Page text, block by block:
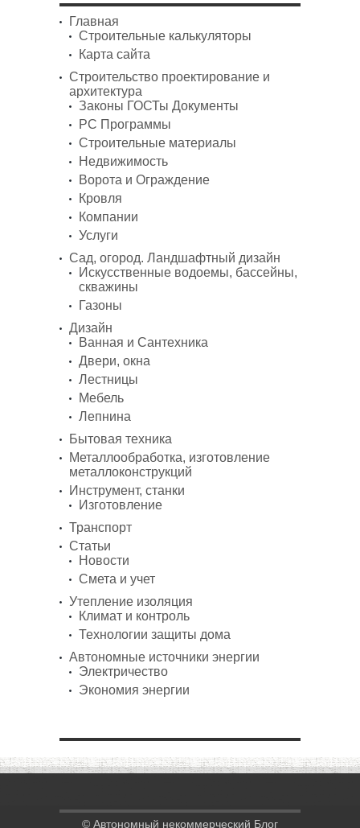
Главная
Строительные калькуляторы
Карта сайта
Строительство проектирование и
архитектура
Законы ГОСТы Документы
PC Программы
Строительные материалы
Недвижимость
Ворота и Ограждение
Кровля
Компании
Услуги
Сад, огород. Ландшафтный дизайн
Искусственные водоемы, бассейны,
скважины
Газоны
Дизайн
Ванная и Сантехника
Двери, окна
Лестницы
Мебель
Лепнина
Бытовая техника
Металлообработка, изготовление
металлоконструкций
Инструмент, станки
Изготовление
Транспорт
Статьи
Новости
Смета и учет
Утепление изоляция
Климат и контроль
Технологии защиты дома
Автономные источники энергии
Электричество
Экономия энергии
© Автономный некоммерческий Блог